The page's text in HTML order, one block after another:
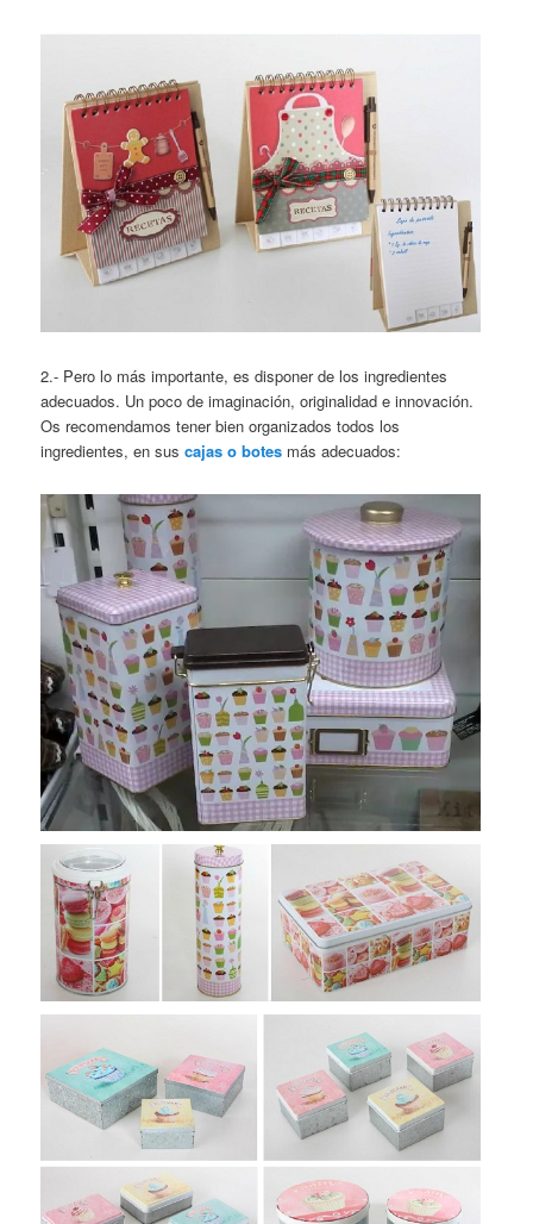
2.- Pero lo más importante, es disponer de los ingredientes
adecuados. Un poco de imaginación, originalidad e innovación.
Os recomendamos tener bien organizados todos los
ingredientes, en suscajas o botes más adecuados: